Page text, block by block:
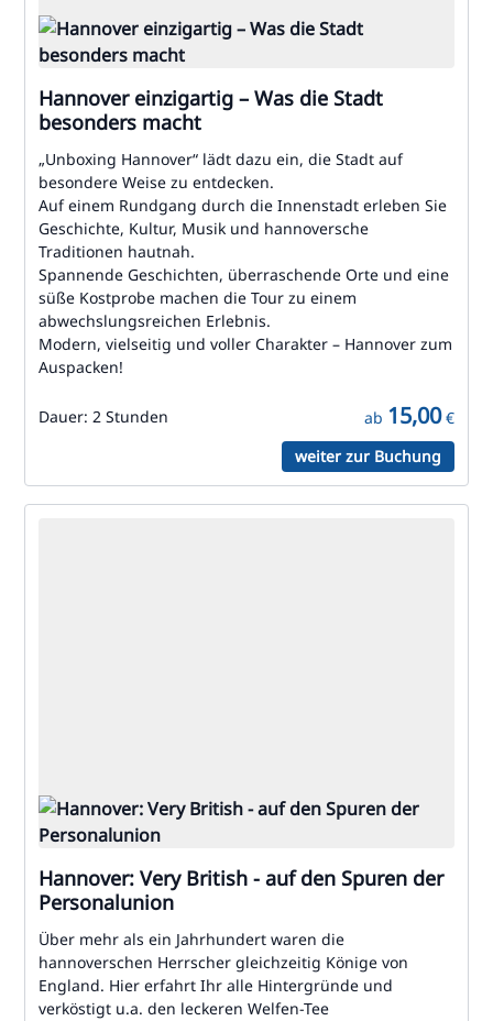
Hannover einzigartig – Was die Stadt
besonders macht
„Unboxing Hannover“ lädt dazu ein, die Stadt auf
besondere Weise zu entdecken.
Auf einem Rundgang durch die Innenstadt erleben Sie
Geschichte, Kultur, Musik und hannoversche
Traditionen hautnah.
Spannende Geschichten, überraschende Orte und eine
süße Kostprobe machen die Tour zu einem
abwechslungsreichen Erlebnis.
Modern, vielseitig und voller Charakter – Hannover zum
Auspacken!
Dauer: 2 Stunden ab 15,00€
weiter zur Buchung
Hannover: Very British - auf den Spuren der
Personalunion
Über mehr als ein Jahrhundert waren die
hannoverschen Herrscher gleichzeitig Könige von
England. Hier erfahrt Ihr alle Hintergründe und
verköstigt u.a. den leckeren Welfen-Tee